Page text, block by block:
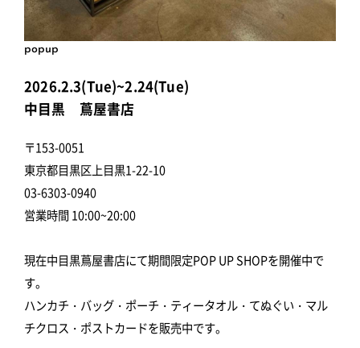
popup
2026.2.3(Tue)~2.24(Tue)
中目黒 蔦屋書店
〒153-0051
東京都目黒区上目黒1-22-10
03-6303-0940
営業時間 10:00~20:00
現在中目黒蔦屋書店にて期間限定POP UP SHOPを開催中で
す。
ハンカチ・バッグ・ポーチ・ティータオル・てぬぐい・マル
チクロス・ポストカードを販売中です。